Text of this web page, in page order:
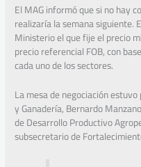
El MAG informó que si no hay
realizaría la semana siguiente.
Ministerio el que fije el precio
precio referencial FOB, con
cada uno de los sectores.
La mesa de negociación
y Ganadería, Bernardo
de Desarrollo Productivo
subsecretario de